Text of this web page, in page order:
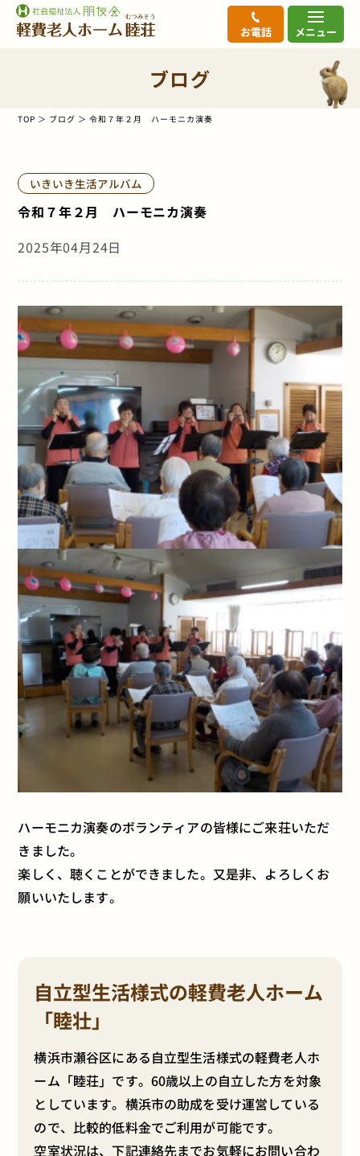
メニュー
お電話
ブログ
TOP ブログ 令和７年２月 ハーモニカ演奏
いきいき生活アルバム
令和７年２月 ハーモニカ演奏
2025年04月24日
ハーモニカ演奏のボランティアの皆様にご来荘いただ
きました。
楽しく、聴くことができました。又是非、よろしくお
願いいたします。
自立型生活様式の軽費老人ホーム
「睦壮」
横浜市瀬谷区にある自立型生活様式の軽費老人ホ
ーム「睦荘」です。60歳以上の自立した方を対象
としています。横浜市の助成を受け運営している
ので、比較的低料金でご利用が可能です。
空室状況は、下記連絡先までお気軽にお問い合わ